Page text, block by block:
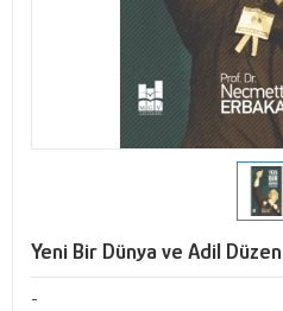
Yeni Bir Dünya ve Adil Düzen
-